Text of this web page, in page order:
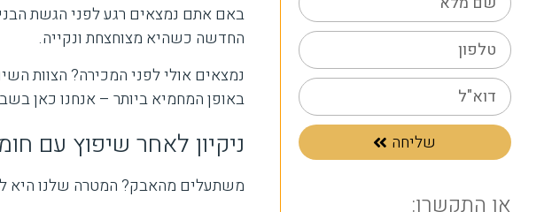
שליחה
או התקשרו:
באם אתם נמצאים רגע לפני הגשת
החדשה כשהיא מצוחצחת ונקייה.
נמצאים אולי לפני המכירה? הצוות
באופן המחמיא ביותר – אנחנו כאן
ניקיון לאחר שיפוץ עם
משתעלים מהאבק? המטרה שלנו היא